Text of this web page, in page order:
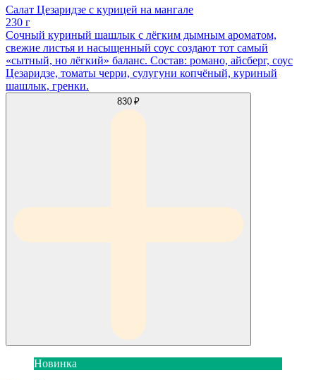
Салат Цезаридзе с курицей на мангале
230 г
Сочный куриный шашлык с лёгким дымным ароматом,
свежие листья и насыщенный соус создают тот самый
«сытный, но лёгкий» баланс. Состав: романо, айсберг, соус
Цезаридзе, томаты черри, сулугуни копчёный, куриный
шашлык, гренки.
830 ₽
Новинка